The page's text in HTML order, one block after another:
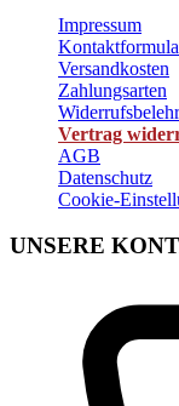
Impressum
Versandkosten
Zahlungsarten
Vertrag
AGB
Datenschutz
Cookie-
UNSERE